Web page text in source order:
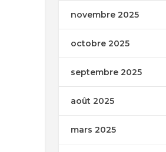
novembre 2025
octobre 2025
septembre 2025
août 2025
mars 2025